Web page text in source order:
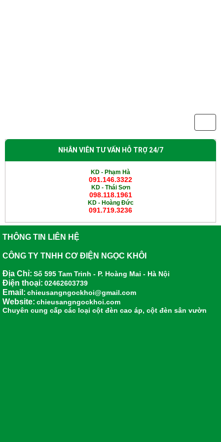
NHÂN VIÊN TƯ VẤN HỖ TRỢ 24/7
KD - Phạm Hà
091.146.3322
KD - Thái Sơn
098.118.1961
KD - Hoàng Đức
091.719.3236
THÔNG TIN LIÊN HỆ
CÔNG TY TNHH CƠ ĐIỆN NGỌC KHÔI
Địa Chỉ: Số 595 Tam Trinh - P. Hoàng Mai - Hà Nội
Điện thoại: 02462603739
Email: chieusangngockhoi@gmail.com
Website: chieusangngockhoi.com
Chuyên cung cấp các loại cột đèn cao áp, cột đèn sân vườn